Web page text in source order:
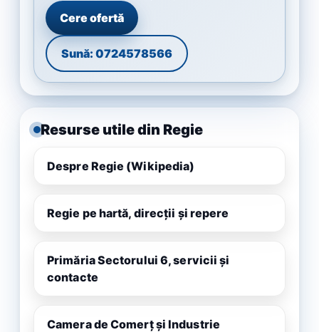
Cere ofertă
Sună: 0724578566
Resurse utile din Regie
Despre Regie (Wikipedia)
Regie pe hartă, direcții și repere
Primăria Sectorului 6, servicii și
contacte
Camera de Comerț și Industrie